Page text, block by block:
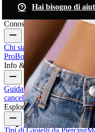
Hai bisogno di
Conosci Bodymod
Chi siamo BlogTermini &
ProBodymod Creators
Info & Aiuto
Guida alle taglieTraccia il
cancellazioniPagamentiIl
Esplora
Tipi di Gioielli da Piercing